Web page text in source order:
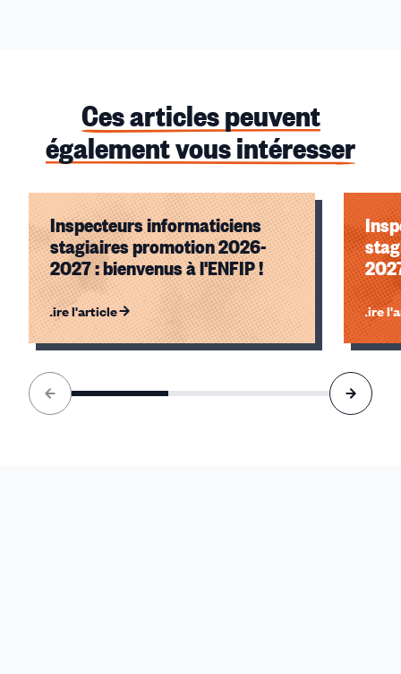
Ces articles peuvent
également vous intéresser
Inspecteurs informaticiens
stagiaires promotion 2026-
2027 : bienvenus à l'ENFIP !
Lire l'article Lire